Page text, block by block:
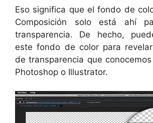
Eso significa que el fondo de
Composición solo está ahí
transparencia. De hecho,
este fondo de color para
de transparencia que
Photoshop o Illustrator.